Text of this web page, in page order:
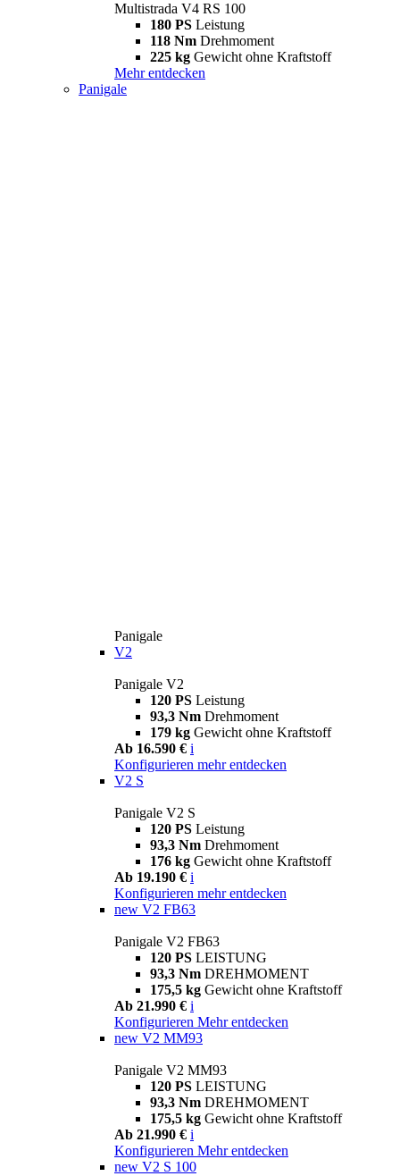
Multistrada V4 RS 100
180 PS Leistung
118 Nm Drehmoment
225 kg Gewicht ohne Kraftstoff
Mehr entdecken
Panigale
Panigale
V2
Panigale V2
120 PS Leistung
93,3 Nm Drehmoment
179 kg Gewicht ohne Kraftstoff
Ab 16.590 € i
Konfigurieren mehr entdecken
V2 S
Panigale V2 S
120 PS Leistung
93,3 Nm Drehmoment
176 kg Gewicht ohne Kraftstoff
Ab 19.190 € i
Konfigurieren mehr entdecken
new V2 FB63
Panigale V2 FB63
120 PS LEISTUNG
93,3 Nm DREHMOMENT
175,5 kg Gewicht ohne Kraftstoff
Ab 21.990 € i
Konfigurieren Mehr entdecken
new V2 MM93
Panigale V2 MM93
120 PS LEISTUNG
93,3 Nm DREHMOMENT
175,5 kg Gewicht ohne Kraftstoff
Ab 21.990 € i
Konfigurieren Mehr entdecken
new V2 S 100